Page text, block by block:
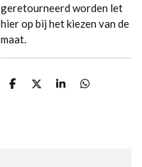
geretourneerd worden let
hier op bij het kiezen van de
maat.
D
D
S
D